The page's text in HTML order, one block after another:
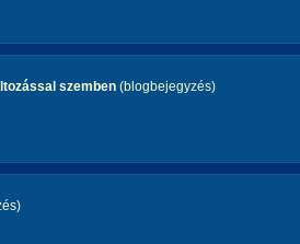
szemben (blogbejegyzés)